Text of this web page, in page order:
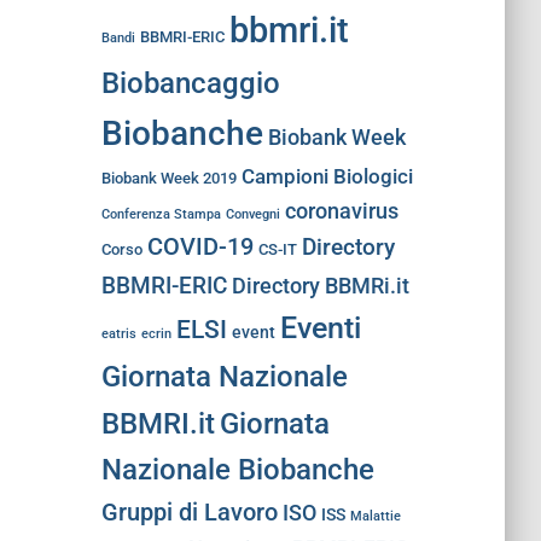
Bandi BBMRI-ERIC bbmri.it
Biobancaggio
Biobanche Biobank Week
Biobank Week 2019 Campioni Biologici
Conferenza Stampa Convegni coronavirus
Corso COVID-19 CS-IT Directory
BBMRI-ERIC Directory BBMRi.it
eatris ecrin ELSI event Eventi
Giornata Nazionale
BBMRI.itGiornata
Nazionale Biobanche
Gruppi di Lavoro ISO ISS Malattie